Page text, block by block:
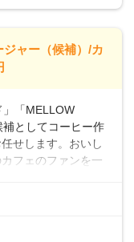
、決定します。
手当あり
26万7500円
：年収410万円／
ャー（候補）/カ
」「MELLOW
としてコーヒー作
せします。おいし
フェのファンを一
内、レジ対応軽食
の知識から接客マ